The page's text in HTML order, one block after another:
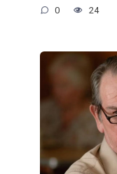
0 24